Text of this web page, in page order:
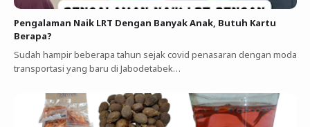
Pengalaman Naik LRT Dengan Banyak Anak, Butuh Kartu
Berapa?
Sudah hampir beberapa tahun sejak covid penasaran dengan moda
transportasi yang baru di Jabodetabek…